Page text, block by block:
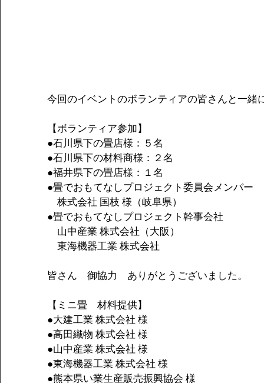
今回のイベントのボランティアの皆さんと一緒
【ボランティア参加】
●石川県下の畳店様：５名
●石川県下の材料商様：２名
●福井県下の畳店様：１名
●畳でおもてなしプロジェクト委員会メンバー
株式会社 国枝 様（岐阜県）
●畳でおもてなしプロジェクト幹事会社
山中産業 株式会社（大阪）
東海機器工業 株式会社
皆さん　御協力　ありがとうございました。
【ミニ畳　材料提供】
●大建工業 株式会社 様
●高田織物 株式会社 様
●山中産業 株式会社 様
●東海機器工業 株式会社 様
●熊本県い業生産販売振興協会 様